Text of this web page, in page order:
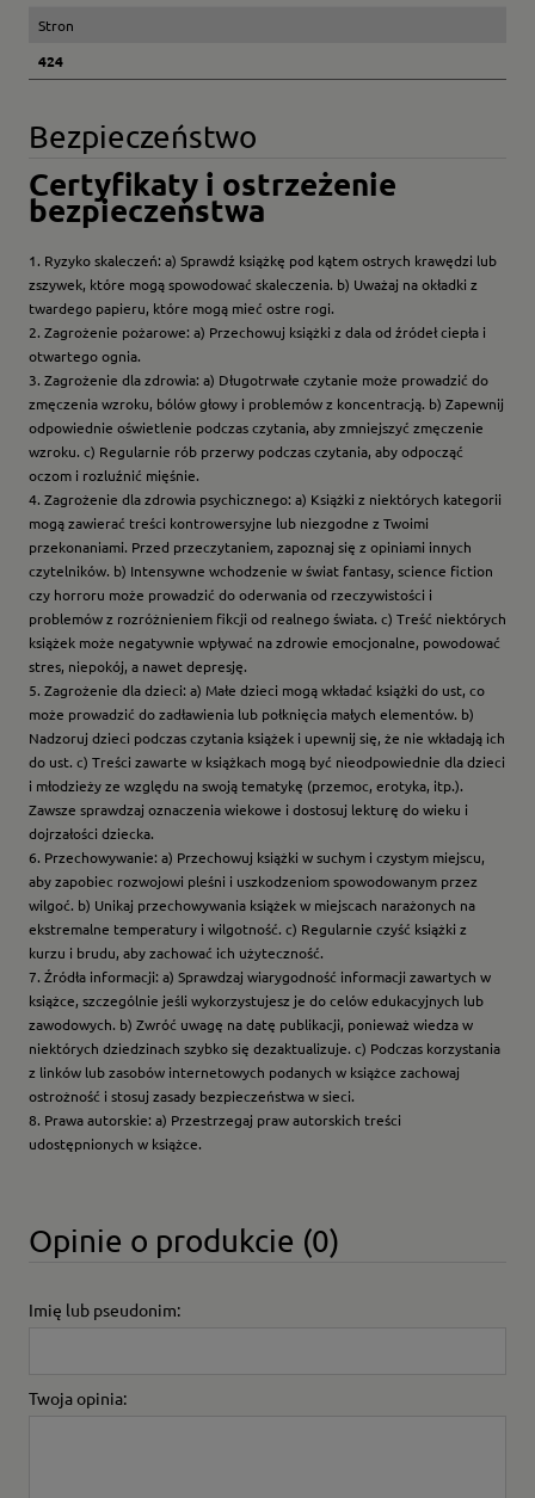
Stron
424
Bezpieczeństwo
Certyfikaty i ostrzeżenie
bezpieczeństwa
1. Ryzyko skaleczeń: a) Sprawdź książkę pod kątem ostrych krawędzi lub
zszywek, które mogą spowodować skaleczenia. b) Uważaj na okładki z
twardego papieru, które mogą mieć ostre rogi.
2. Zagrożenie pożarowe: a) Przechowuj książki z dala od źródeł ciepła i
otwartego ognia.
3. Zagrożenie dla zdrowia: a) Długotrwałe czytanie może prowadzić do
zmęczenia wzroku, bólów głowy i problemów z koncentracją. b) Zapewnij
odpowiednie oświetlenie podczas czytania, aby zmniejszyć zmęczenie
wzroku. c) Regularnie rób przerwy podczas czytania, aby odpocząć
oczom i rozluźnić mięśnie.
4. Zagrożenie dla zdrowia psychicznego: a) Książki z niektórych kategorii
mogą zawierać treści kontrowersyjne lub niezgodne z Twoimi
przekonaniami. Przed przeczytaniem, zapoznaj się z opiniami innych
czytelników. b) Intensywne wchodzenie w świat fantasy, science fiction
czy horroru może prowadzić do oderwania od rzeczywistości i
problemów z rozróżnieniem fikcji od realnego świata. c) Treść niektórych
książek może negatywnie wpływać na zdrowie emocjonalne, powodować
stres, niepokój, a nawet depresję.
5. Zagrożenie dla dzieci: a) Małe dzieci mogą wkładać książki do ust, co
może prowadzić do zadławienia lub połknięcia małych elementów. b)
Nadzoruj dzieci podczas czytania książek i upewnij się, że nie wkładają ich
do ust. c) Treści zawarte w książkach mogą być nieodpowiednie dla dzieci
i młodzieży ze względu na swoją tematykę (przemoc, erotyka, itp.).
Zawsze sprawdzaj oznaczenia wiekowe i dostosuj lekturę do wieku i
dojrzałości dziecka.
6. Przechowywanie: a) Przechowuj książki w suchym i czystym miejscu,
aby zapobiec rozwojowi pleśni i uszkodzeniom spowodowanym przez
wilgoć. b) Unikaj przechowywania książek w miejscach narażonych na
ekstremalne temperatury i wilgotność. c) Regularnie czyść książki z
kurzu i brudu, aby zachować ich użyteczność.
7. Źródła informacji: a) Sprawdzaj wiarygodność informacji zawartych w
książce, szczególnie jeśli wykorzystujesz je do celów edukacyjnych lub
zawodowych. b) Zwróć uwagę na datę publikacji, ponieważ wiedza w
niektórych dziedzinach szybko się dezaktualizuje. c) Podczas korzystania
z linków lub zasobów internetowych podanych w książce zachowaj
ostrożność i stosuj zasady bezpieczeństwa w sieci.
8. Prawa autorskie: a) Przestrzegaj praw autorskich treści
udostępnionych w książce.
Opinie o produkcie (0)
Imię lub pseudonim:
Twoja opinia: